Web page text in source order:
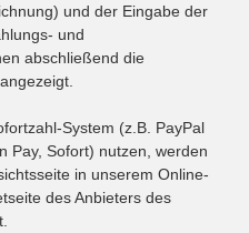
und der Eingabe der
und
abschließend die
System (z.B. PayPal
Pay, Sofort) nutzen, werden
in unserem Online-
des Anbieters des